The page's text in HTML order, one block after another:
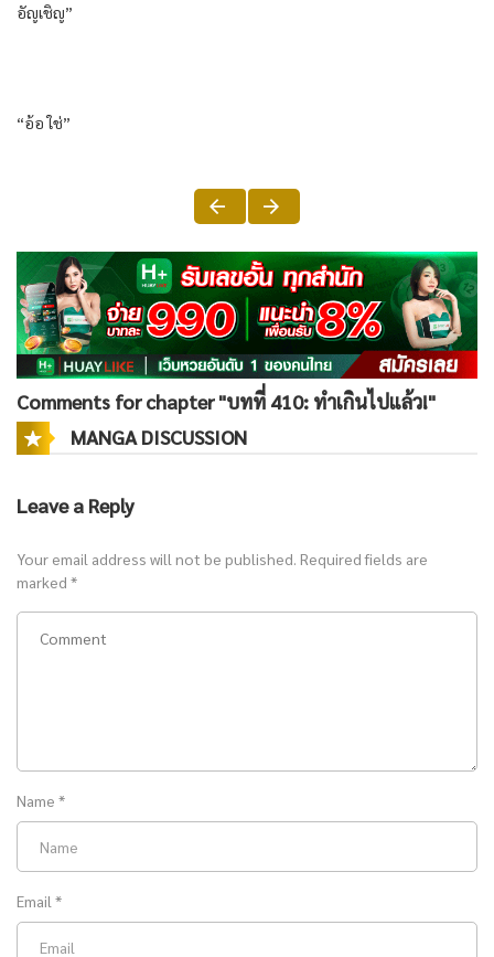
อัญเชิญ”
“อ้อ ใช่”
Comments for chapter "บทที่ 410: ทำเกินไปแล้ว!"
MANGA DISCUSSION
Leave a Reply
Your email address will not be published. Required fields are
marked *
Name *
Email *